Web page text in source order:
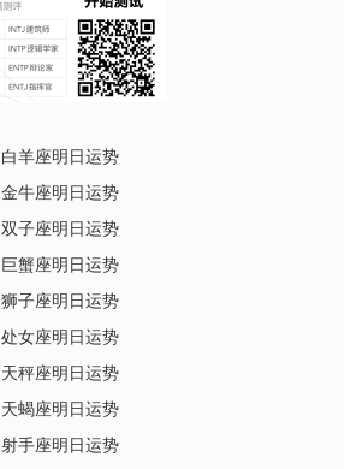
白羊座明日运势
金牛座明日运势
双子座明日运势
巨蟹座明日运势
狮子座明日运势
处女座明日运势
天秤座明日运势
天蝎座明日运势
射手座明日运势